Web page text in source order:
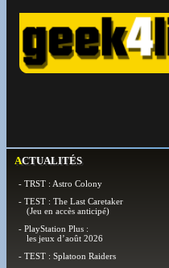
ACTUALITÉS
- TRST : Astro Colony
- TEST : The Last Caretaker
(Jeu en accès anticipé)
- PlayStation Plus :
les jeux d’août 2026
- TEST : Splatoon Raiders